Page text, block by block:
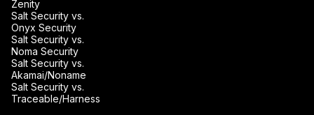
Zenity
Salt Security vs.
Onyx Security
Salt Security vs.
Noma Security
Salt Security vs.
Akamai/Noname
Salt Security vs.
Traceable/Harness